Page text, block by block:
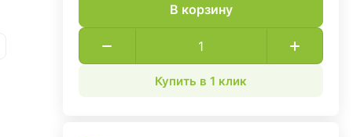
В корзину
Купить в 1 клик